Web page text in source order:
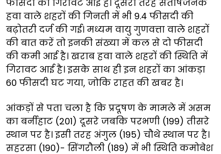
फीसदी की गिरावट आई है। दूसरी तरह संतोषजनक
हवा वाले शहरों की गिनती में भी 9.4 फीसदी की
बढ़ोतरी दर्ज की गई। मध्यम वायु गुणवत्ता वाले शहरों
की बात करें तो इनकी संख्या में कल से दो फीसदी
की कमी आई है। खराब हवा वाले शहरों की स्थिति में
गिरावट आई है। इसके साथ ही इन शहरों का आंकड़ा
60 फीसदी घट गया, जोकि राहत की खबर है।
आंकड़ों से पता चला है कि प्रदूषण के मामले में असम
का बर्नीहाट (201) दूसरे जबकि परभणी (199) तीसरे
स्थान पर है। इसी तरह अंगुल (195) चौथे स्थान पर है।
सहरसा (190)- सिंगरौली (189) में भी स्थिति कमोबेश